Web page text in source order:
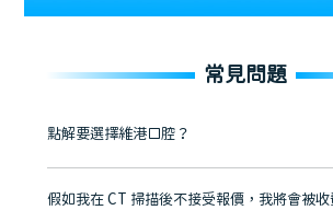
常見問題
點解要選擇維港口腔？
維港口腔踐行「醫道濟世」的大學校訓，各分院匯
牌」、「2025香港企業領袖品牌」，是諾貝爾種植
假如我在 CT 掃描後不接受報價，我將會被收